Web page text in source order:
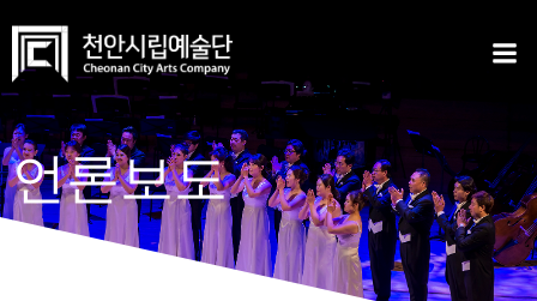
content
언론보도